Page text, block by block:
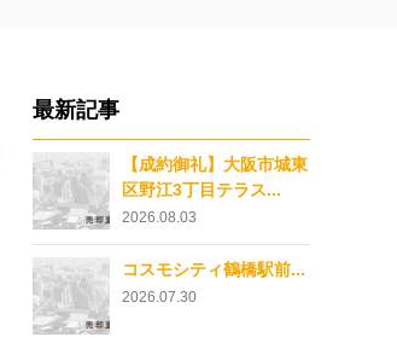
最新記事
【成約御礼】大阪市城東
区野江3丁目テラス...
2026.08.03
コスモシティ鶴橋駅前...
2026.07.30